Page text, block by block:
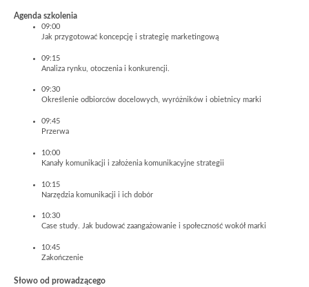
Agenda szkolenia
09:00
Jak przygotować koncepcję i strategię marketingową
09:15
Analiza rynku, otoczenia i konkurencji.
09:30
Określenie odbiorców docelowych, wyróżników i obietnicy marki
09:45
Przerwa
10:00
Kanały komunikacji i założenia komunikacyjne strategii
10:15
Narzędzia komunikacji i ich dobór
10:30
Case study. Jak budować zaangażowanie i społeczność wokół marki
10:45
Zakończenie
Słowo od prowadzącego